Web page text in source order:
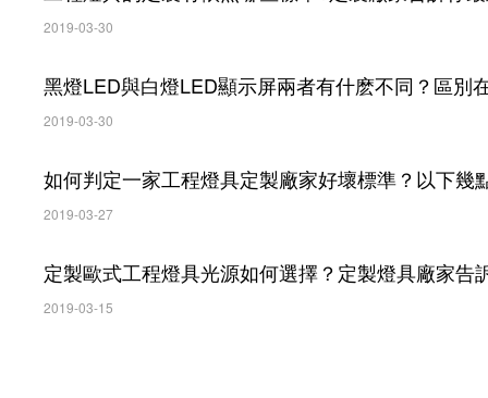
2019-03-30
黑燈LED與白燈LED顯示屏兩者有什麽不同？區別
2019-03-30
如何判定一家工程燈具定製廠家好壞標準？以下幾
2019-03-27
定製歐式工程燈具光源如何選擇？定製燈具廠家告
2019-03-15